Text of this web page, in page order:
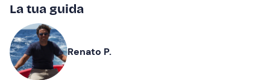
La tua guida
Renato P.